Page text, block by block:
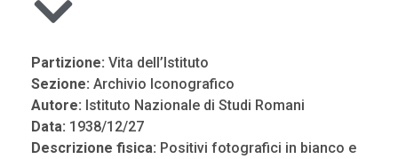
Partizione: Vita dell’Istituto
Sezione: Archivio Iconografico
Autore: Istituto Nazionale di Studi Romani
Data: 1938/12/27
Descrizione fisica: Positivi fotografici in bianco e